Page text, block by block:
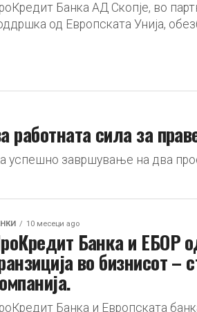
Банка АД Скопје, во
од Европската Унија,
работната сила за
завршување на два
10 месеци ago
Банка и ЕБОР
во бизнисот –
Банка и Европската